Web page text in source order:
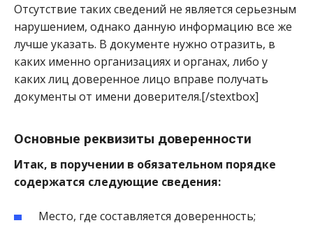
Отсутствие таких сведений не является серьезным
нарушением, однако данную информацию все же
лучше указать. В документе нужно отразить, в
каких именно организациях и органах, либо у
каких лиц доверенное лицо вправе получать
документы от имени доверителя.[/stextbox]
Основные реквизиты доверенности
Итак, в поручении в обязательном порядке
содержатся следующие сведения:
Место, где составляется доверенность;